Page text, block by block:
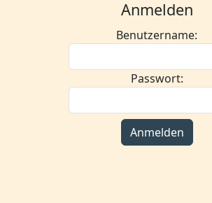
Anmelden
Benutzername:
Passwort: